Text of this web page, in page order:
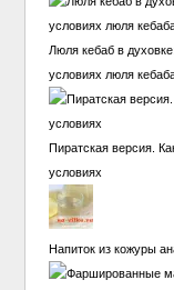
Люля кебаб в
условиях люля
Пиратская версия.
условиях
Напиток из кожуры